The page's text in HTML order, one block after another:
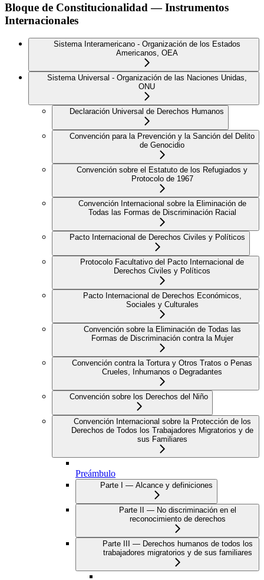
Bloque de Constitucionalidad — Instrumentos
Internacionales
Sistema Interamericano - Organización de los Estados
Americanos, OEA
Sistema Universal - Organización de las Naciones Unidas,
ONU
Declaración Universal de Derechos Humanos
Convención para la Prevención y la Sanción del Delito
de Genocidio
Convención sobre el Estatuto de los Refugiados y
Protocolo de 1967
Convención Internacional sobre la Eliminación de
Todas las Formas de Discriminación Racial
Pacto Internacional de Derechos Civiles y Políticos
Protocolo Facultativo del Pacto Internacional de
Derechos Civiles y Políticos
Pacto Internacional de Derechos Económicos,
Sociales y Culturales
Convención sobre la Eliminación de Todas las
Formas de Discriminación contra la Mujer
Convención contra la Tortura y Otros Tratos o Penas
Crueles, Inhumanos o Degradantes
Convención sobre los Derechos del Niño
Convención Internacional sobre la Protección de los
Derechos de Todos los Trabajadores Migratorios y de
sus Familiares
Preámbulo
Parte I — Alcance y definiciones
Parte II — No discriminación en el
reconocimiento de derechos
Parte III — Derechos humanos de todos los
trabajadores migratorios y de sus familiares